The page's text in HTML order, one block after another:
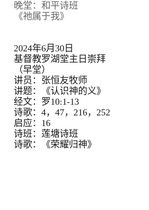
晚堂：和平诗班
《祂属于我》
2024年6月30日
基督教罗湖堂主日崇拜
（早堂）
讲员：张恒友牧师
讲题：《认识神的义》
经文：罗10:1-13
诗歌：4，47，216，252
启应：16
诗班：莲塘诗班
诗歌：《荣耀归神》